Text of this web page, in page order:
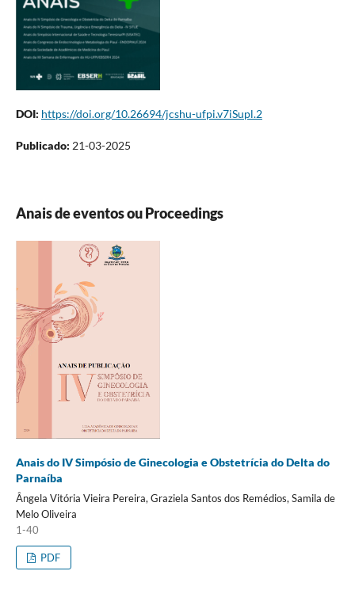
DOI: https://doi.org/10.26694/jcshu-ufpi.v7iSupl.2
Publicado: 21-03-2025
Anais de eventos ou Proceedings
Anais do IV Simpósio de Ginecologia e Obstetrícia do Delta do
Parnaíba
Ângela Vitória Vieira Pereira, Graziela Santos dos Remédios, Samila de
Melo Oliveira
1-40
PDF